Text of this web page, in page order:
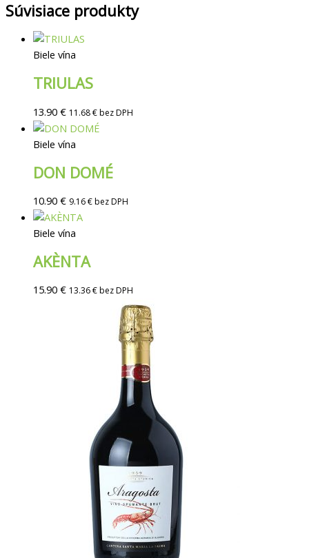
Súvisiace produkty
Biele vína
TRIULAS
13.90 € 11.68€bez DPH
Biele vína
DON DOMÉ
10.90 € 9.16€bez DPH
Biele vína
AKÈNTA
15.90 € 13.36€bez DPH